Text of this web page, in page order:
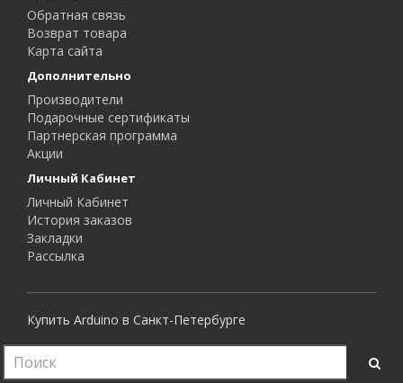
Обратная связь
Возврат товара
Карта сайта
Дополнительно
Производители
Подарочные сертификаты
Партнерская программа
Акции
Личный Кабинет
Личный Кабинет
История заказов
Закладки
Рассылка
Купить Arduino в Санкт-Петербурге
Все права защищены.
RoboShop © 2015 - 2026